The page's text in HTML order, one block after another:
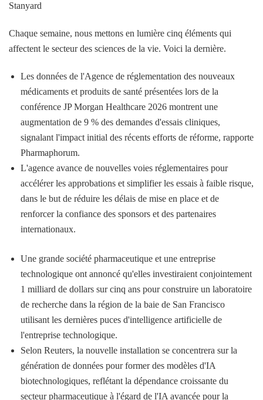
Stanyard
Chaque semaine, nous mettons en lumière cinq éléments qui
affectent le secteur des sciences de la vie. Voici la dernière.
Les données de l'Agence de réglementation des nouveaux
médicaments et produits de santé présentées lors de la
conférence JP Morgan Healthcare 2026 montrent une
augmentation de 9 % des demandes d'essais cliniques,
signalant l'impact initial des récents efforts de réforme, rapporte
Pharmaphorum.
L'agence avance de nouvelles voies réglementaires pour
accélérer les approbations et simplifier les essais à faible risque,
dans le but de réduire les délais de mise en place et de
renforcer la confiance des sponsors et des partenaires
internationaux.
Une grande société pharmaceutique et une entreprise
technologique ont annoncé qu'elles investiraient conjointement
1 milliard de dollars sur cinq ans pour construire un laboratoire
de recherche dans la région de la baie de San Francisco
utilisant les dernières puces d'intelligence artificielle de
l'entreprise technologique.
Selon Reuters, la nouvelle installation se concentrera sur la
génération de données pour former des modèles d'IA
biotechnologiques, reflétant la dépendance croissante du
secteur pharmaceutique à l'égard de l'IA avancée pour la